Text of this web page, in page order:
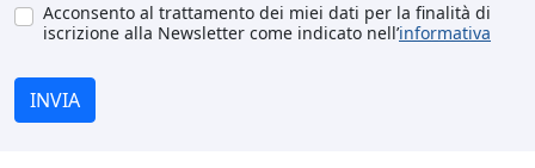
Acconsento al trattamento dei miei dati per la finalità di
iscrizione alla Newsletter come indicato nell’informativa
INVIA